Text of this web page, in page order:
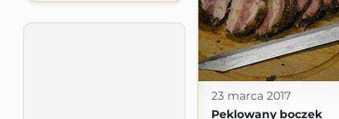
23 marca 2017
Peklowany boczek